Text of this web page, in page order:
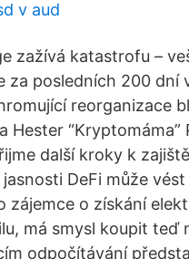
v aud
zažívá katastrofu –
za posledních 200 dní
reorganizace
Hester “Kryptomáma”
další kroky k
DeFi může
zájemce o získání
má smysl koupit teď
odpočítávání